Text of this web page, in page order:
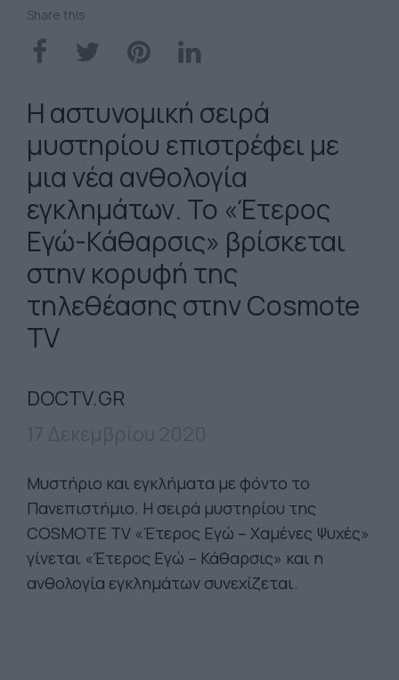
Share this
Η αστυνομική σειρά
μυστηρίου επιστρέφει με
μια νέα ανθολογία
εγκλημάτων. To «Έτερος
Εγώ-Κάθαρσις» βρίσκεται
στην κορυφή της
τηλεθέασης στην Cosmote
TV
DOCTV.GR
Μυστήριο και εγκλήματα με φόντο το
Πανεπιστήμιο. Η σειρά μυστηρίου της
COSMOTE TV «Έτερος Εγώ – Χαμένες Ψυχές»
γίνεται «Έτερος Εγώ – Κάθαρσις» και η
ανθολογία εγκλημάτων συνεχίζεται.